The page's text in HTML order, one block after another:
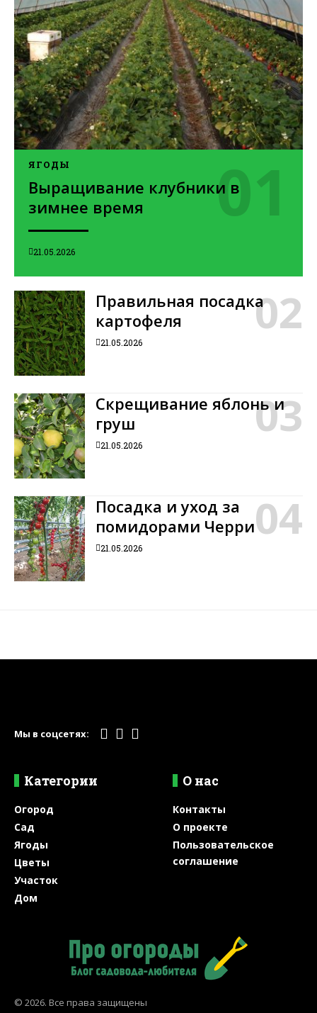
ЯГОДЫ
Выращивание клубники в
зимнее время
21.05.2026
Правильная посадка
картофеля
21.05.2026
Скрещивание яблонь и
груш
21.05.2026
Посадка и уход за
помидорами Черри
21.05.2026
Мы в соцсетях:
Категории
Огород
Сад
Ягоды
Цветы
Участок
Дом
О нас
Контакты
О проекте
Пользовательское
соглашение
© 2026. Все права защищены